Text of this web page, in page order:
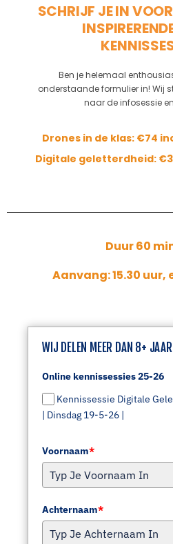
SCHRIJF JE IN
Ben je helemaal
onderstaande formulier in! Wij
naar de infosessie
Drones in de klas: €74
Digitale geletterdheid:
Duur 60
Aanvang: 15.30 uur,
WIJ DELEN MEER DAN 8+
Online kennissessies 25-26
Kennissessie Digitale
| Dinsdag 19-5-26 |
Voornaam*
Achternaam*